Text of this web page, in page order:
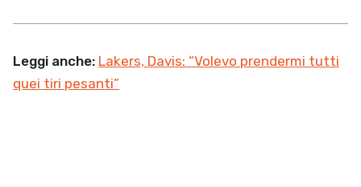
Leggi anche: Lakers, Davis: “Volevo prendermi tutti
quei tiri pesanti”